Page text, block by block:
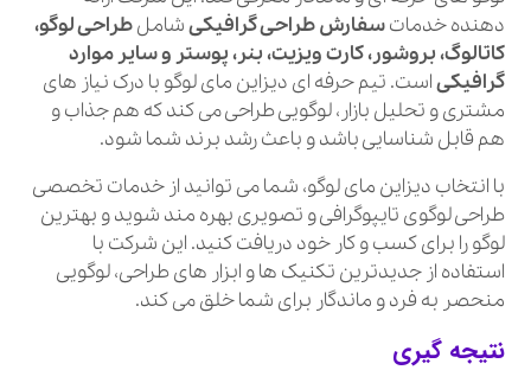
دهنده خدماتسفارش طراحی گرافیکیشاملطراحی لوگو،
کاتالوگ، بروشور، کارت ویزیت، بنر، پوستر و سایر موارد
گرافیکیاست. تیم حرفه ای دیزاین مای لوگو با درک نیاز های
مشتری و تحلیل بازار، لوگویی طراحی می کند که هم جذاب و
هم قابل شناسایی باشد و باعث رشد برند شما شود.
با انتخاب دیزاین مای لوگو، شما می توانید از خدمات تخصصی
طراحی لوگوی تایپوگرافی و تصویری بهره مند شوید و بهترین
لوگو را برای کسب و کار خود دریافت کنید. این شرکت با
استفاده از جدیدترین تکنیک ها و ابزار های طراحی، لوگویی
منحصر به فرد و ماندگار برای شما خلق می کند.
نتیجه گیری